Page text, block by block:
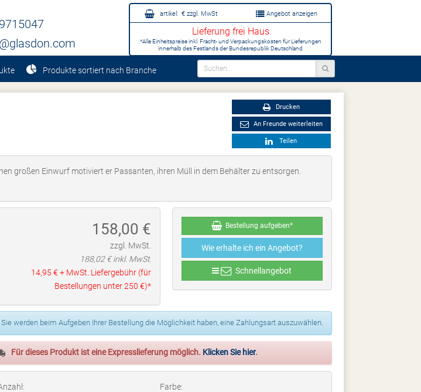
artikel: € zzgl. MwSt Angebot anzeigen
Lieferung frei Haus
*Alle Einheitspreise inkl. Fracht- und Verpackungskosten für Lieferungen
innerhalb des Festlands der Bundesrepublik Deutschland
Produkte sortiert nach Branche
Drucken
An Freunde weiterleiten
Teilen
großen Einwurf motiviert er Passanten, ihren Müll in dem Behälter zu entsorgen.
158,00 €
zzgl. MwSt.
188,02€ inkl. MwSt.
14,95 € + MwSt. Liefergebühr (für
Bestellungen unter250 €)*
Bestellung aufgeben*
Wie erhalte ich ein Angebot?
Schnellangebot
werden beim Aufgeben Ihrer Bestellung die Möglichkeit haben, eine Zahlungsart auszuwählen.
Für dieses Produkt ist eine Expresslieferung möglich. Klicken Sie hier.
Farbe: